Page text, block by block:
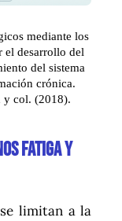
mediante los
el desarrollo del
del sistema
crónica.
y col. (2018).
fatiga y
limitan a la